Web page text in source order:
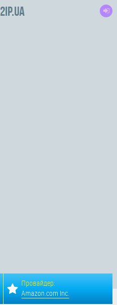
2IP.ua
Провайдер:
Amazon.com Inc.